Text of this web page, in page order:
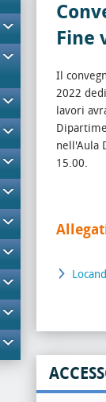
Fine
Il
2022
lavori
nell'Aula
15.00.